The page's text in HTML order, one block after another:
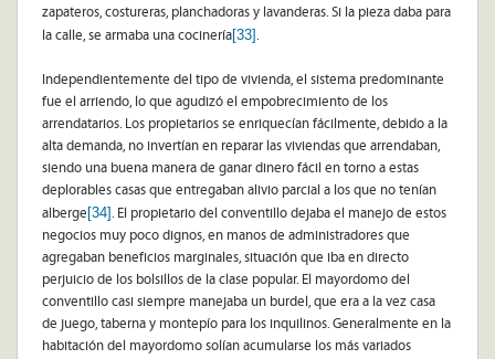
zapateros, costureras, planchadoras y lavanderas. Si la pieza daba para
la calle, se armaba una cocinería[33].
Independientemente del tipo de vivienda, el sistema predominante
fue el arriendo, lo que agudizó el empobrecimiento de los
arrendatarios. Los propietarios se enriquecían fácilmente, debido a la
alta demanda, no invertían en reparar las viviendas que arrendaban,
siendo una buena manera de ganar dinero fácil en torno a estas
deplorables casas que entregaban alivio parcial a los que no tenían
alberge [34]. El propietario del conventillo dejaba el manejo de estos
negocios muy poco dignos, en manos de administradores que
agregaban beneficios marginales, situación que iba en directo
perjuicio de los bolsillos de la clase popular. El mayordomo del
conventillo casi siempre manejaba un burdel, que era a la vez casa
de juego, taberna y montepío para los inquilinos. Generalmente en la
habitación del mayordomo solían acumularse los más variados